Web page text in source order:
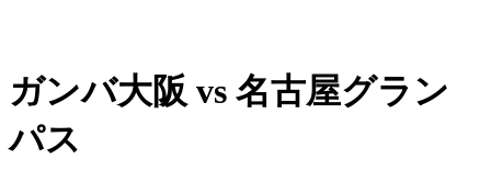
ガンバ大阪 vs 名古屋グラン
パス